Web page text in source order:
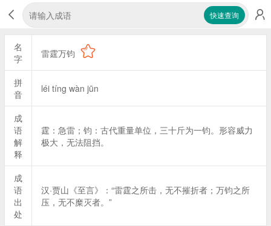
快速查询
名
字
雷霆万钧
拼
音
léi tíng wàn jūn
成
语
解
释
霆：急雷；钧：古代重量单位，三十斤为一钧。形容威力
极大，无法阻挡。
成
语
出
处
汉·贾山《至言》：“雷霆之所击，无不摧折者；万钧之所
压，无不糜灭者。”